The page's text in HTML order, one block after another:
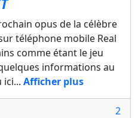
opus de la célèbre
téléphone mobile Real
comme étant le jeu
informations au
Afficher plus
2